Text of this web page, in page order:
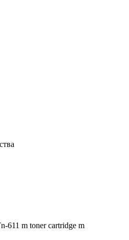
611 m toner cartridge m